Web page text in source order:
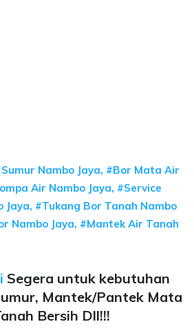
Nambo Jaya, #Bor Mata Air
Air Nambo Jaya, #Service
Jaya, #Tukang Bor Tanah Nambo
Nambo Jaya, #Mantek Air Tanah
Segera untuk kebutuhan
Mantek/Pantek Mata
Bersih Dll!!!